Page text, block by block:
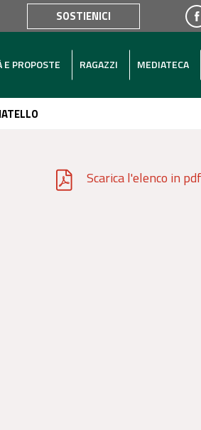
SOSTIENICI
E PROPOSTE RAGAZZI MEDIATECA
Scarica l'elenco in pdf